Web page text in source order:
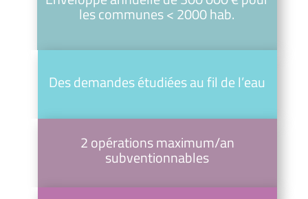
les communes < 2000 hab.
Des demandes étudiées au fil de l’eau
2 opérations maximum/an
subventionnables